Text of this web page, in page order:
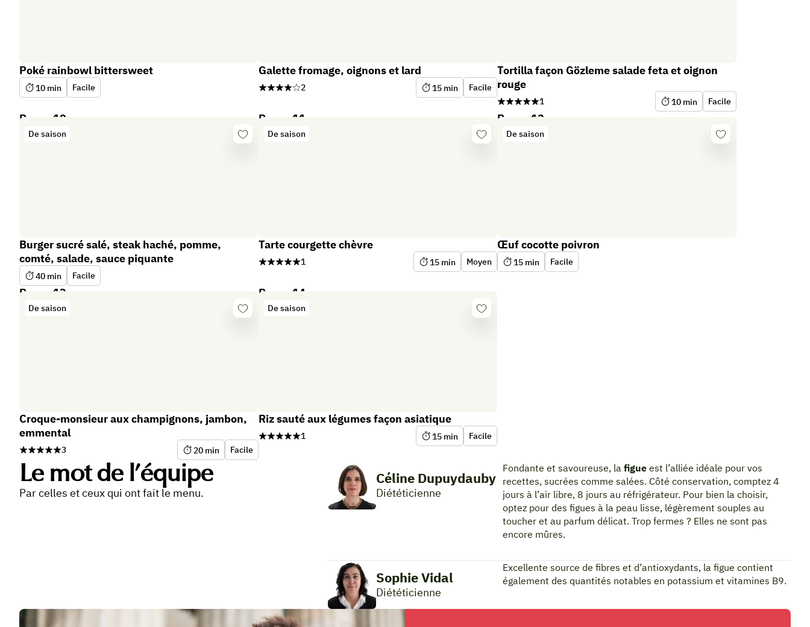
Poké rainbowl bittersweet
10 min Facile
Galette fromage, oignons et lard
2 15 min Facile
Tortilla façon Gözleme salade feta et oignon
rouge
1 10 min Facile
Repas 10
De saison
Burger sucré salé, steak haché, pomme,
comté, salade, sauce piquante
40 min Facile
Repas 11
De saison
Tarte courgette chèvre
1 15 min Moyen
Repas 12
De saison
Œuf cocotte poivron
15 min Facile
Repas 13
De saison
Croque-monsieur aux champignons, jambon,
emmental
3 20 min Facile
Repas 14
De saison
Riz sauté aux légumes façon asiatique
1 15 min Facile
Le mot de l’équipe
Par celles et ceux qui ont fait le menu.
Céline Dupuydauby
Diététicienne
Fondante et savoureuse, la figue est l’alliée idéale pour vos
recettes, sucrées comme salées. Côté conservation, comptez 4
jours à l’air libre, 8 jours au réfrigérateur. Pour bien la choisir,
optez pour des figues à la peau lisse, légèrement souples au
toucher et au parfum délicat. Trop fermes ? Elles ne sont pas
encore mûres.
Sophie Vidal
Diététicienne
Excellente source de fibres et d’antioxydants, la figue contient
également des quantités notables en potassium et vitamines B9.